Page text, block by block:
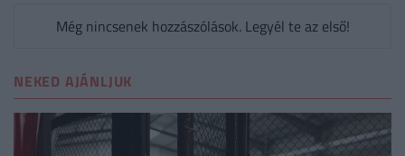
Még nincsenek hozzászólások. Legyél te az első!
NEKED AJÁNLJUK